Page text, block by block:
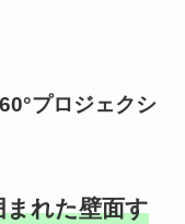
プロジェクシ
まれた壁面す